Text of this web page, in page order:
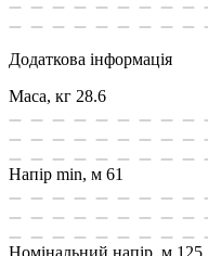
Додаткова інформація
Маса, кг 28.6
Напір min, м 61
Номінальний напір, м 125